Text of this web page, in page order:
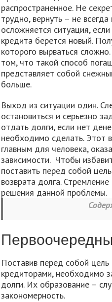
распространенное. Не
трудно, вернуть – не
осложняется ситуация,
кредита берется новый.
которого вырваться
том, что такой способ
представляет собой
больше.
Выход из ситуации один.
остановиться и серьезно
отдать долги, если нет
необходимо сделать. Этот
главным для человека,
зависимости. Чтобы
поставить перед собой
возврата долга.
решения данной проблемы.
Поставив перед собой цель
кредиторами, необходимо
долги. Их образование –
закономерность.